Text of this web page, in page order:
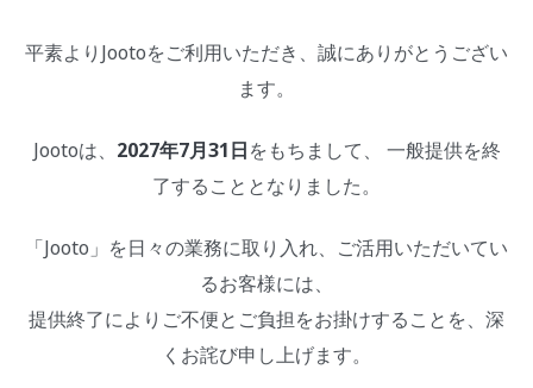
平素よりJootoをご利用いただき、誠にありがとうござい
ます。
Jootoは、 2027年7月31日をもちまして、 一般提供を終
了することとなりました。
「Jooto」を日々の業務に取り入れ、ご活用いただいてい
るお客様には、
提供終了によりご不便とご負担をお掛けすることを、深
くお詫び申し上げます。